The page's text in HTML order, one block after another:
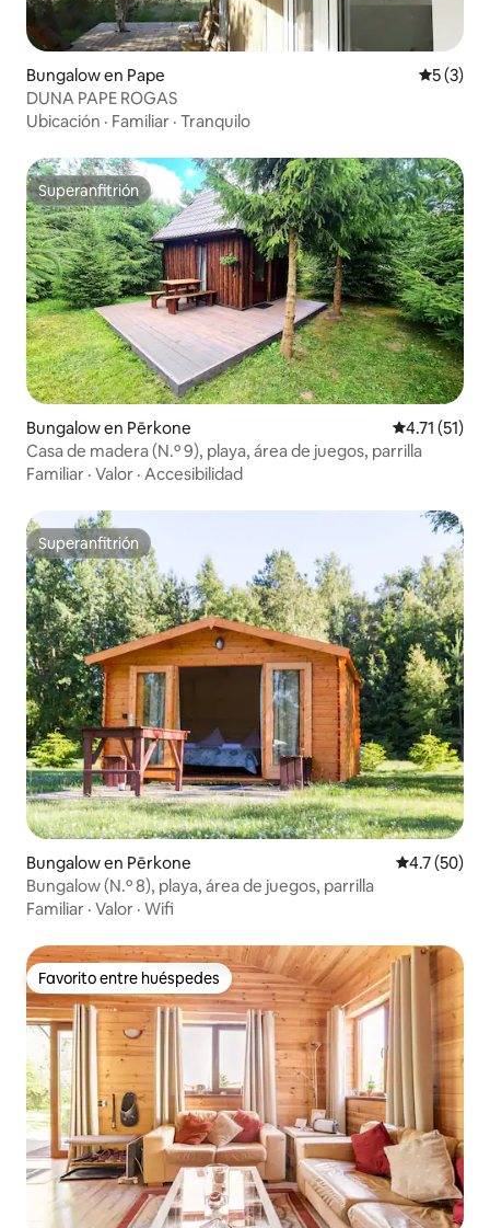
Bungalow en Pape
5 (3)
DUNA PAPE ROGAS
Ubicación · Familiar · Tranquilo
Superanfitrión
Superanfitrión
Bungalow en Pērkone Calificación
4.71 (51)
Casa de madera (N.º 9), playa, área de juegos, parrilla
Familiar · Valor · Accesibilidad
Superanfitrión
Superanfitrión
Bungalow en Pērkone Calificación
4.7 (50)
Bungalow (N.º 8), playa, área de juegos, parrilla
Familiar · Valor · Wifi
Favorito entre huéspedes
Favorito entre huéspedes